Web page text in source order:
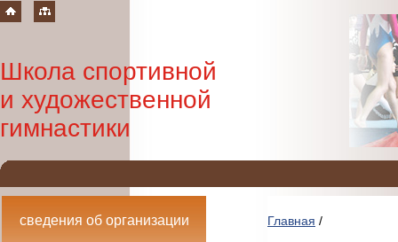
Школа спортивной
и художественной
гимнастики
сведения об организации Главная /